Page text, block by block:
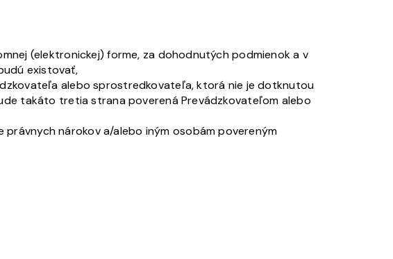
(elektronickej) forme, za dohodnutých podmienok a v
existovať,
alebo sprostredkovateľa, ktorá nie je dotknutou
takáto tretia strana poverená Prevádzkovateľom alebo
nárokov a/alebo iným osobám povereným